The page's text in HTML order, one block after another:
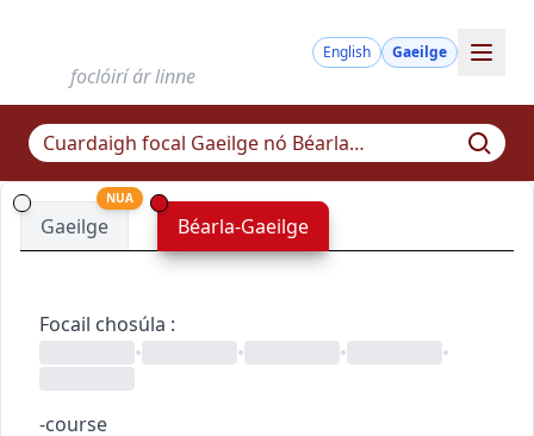
foclóirí ár linne
English Gaeilge
Gaeilge
NUA
Béarla-Gaeilge
Focail chosúla :
•
• • •
-course